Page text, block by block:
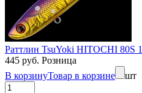
Раттлин TsuYoki HITOCHI 80S
445 руб. Розница
В корзинуТовар в корзине шт